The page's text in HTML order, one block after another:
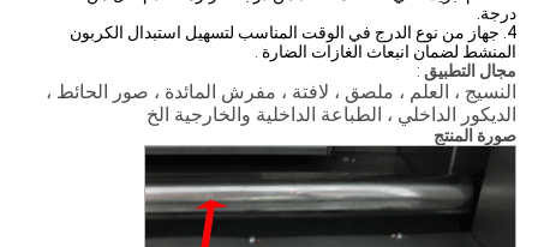
درجة.
4. جهاز من نوع الدرج في الوقت المناسب لتسهيل استبدال الكربون
المنشط لضمان انبعاث الغازات الضارة .
مجال التطبيق:
النسيج ، العلم ، ملصق ، لافتة ، مفرش المائدة ، صور الحائط ،
الديكور الداخلي ، الطباعة الداخلية والخارجية الخ
صورة المنتج